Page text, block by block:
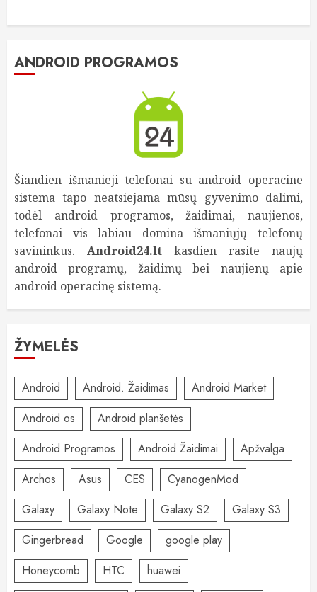
ANDROID PROGRAMOS
Šiandien išmanieji telefonai su android operacine
sistema tapo neatsiejama mūsų gyvenimo dalimi,
todėl android programos, žaidimai, naujienos,
telefonai vis labiau domina išmaniųjų telefonų
savininkus. Android24.lt kasdien rasite naujų
android programų, žaidimų bei naujienų apie
android operacinę sistemą.
ŽYMELĖS
Android Android. Žaidimas
Android Market
Android os
Android planšetės
Android Programos
Android Žaidimai
Apžvalga
Archos
Asus CES
CyanogenMod
Galaxy
Galaxy Note Galaxy S2
Galaxy S3
Gingerbread
Google
google play
Honeycomb
HTC
huawei